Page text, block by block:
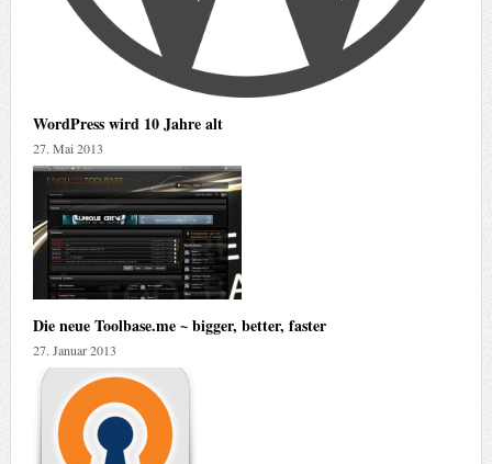
WordPress wird 10 Jahre alt
27. Mai 2013
Die neue Toolbase.me ~ bigger, better, faster
27. Januar 2013